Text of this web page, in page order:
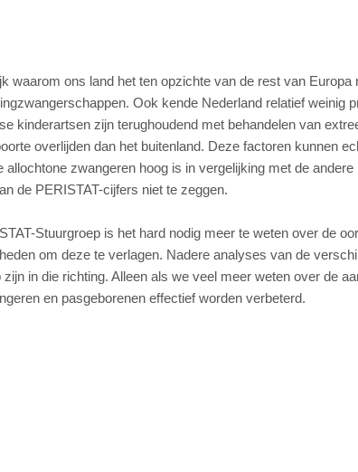
waarom ons land het ten opzichte van de rest van Europa
Ook kende Nederland relatief weinig
kinderartsen zijn terughoudend met behandelen van
overlijden dan het buitenland. Deze factoren kunnen
allochtone zwangeren hoog is in vergelijking met de
de PERISTAT-cijfers niet te zeggen.
Stuurgroep is het hard nodig meer te weten over de
om deze te verlagen. Nadere analyses van de
in die richting. Alleen als we veel meer weten over de
en pasgeborenen effectief worden verbeterd.